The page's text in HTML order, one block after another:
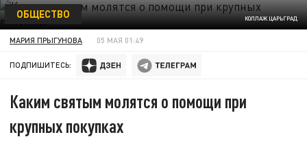
КОЛЛАЖ ЦАРЬГРАД
ОБЩЕСТВО
МАРИЯ ПРЫГУНОВА 05 МАЯ 01:49
ПОДПИШИТЕСЬ:
Каким святым молятся о помощи при
крупных покупках